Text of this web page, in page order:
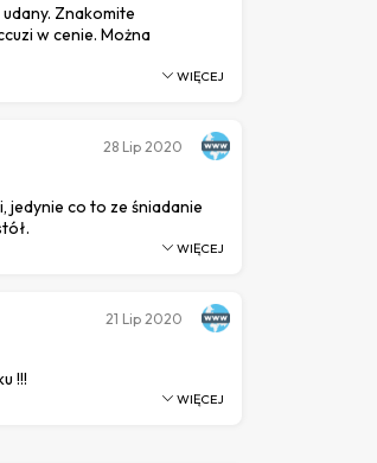
Znakomite
w cenie. Można
WIĘCEJ
jedynie co to ze śniadanie
28 Lip 2020
WIĘCEJ
!!!
21 Lip 2020
WIĘCEJ